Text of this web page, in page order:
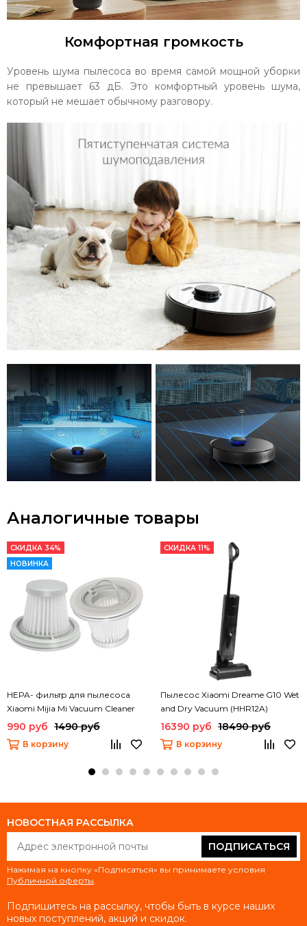
Комфортная громкость
Уровень шума пылесоса во время самой мощной уборки
не превышает 63 дБ. Это комфортный уровень шума,
который не мешает обычному разговору.
Аналогичные товары
СКИДКА 34%
НОВИНКА
HEPA- фильтр для пылесоса
Xiaomi Mijia Mi Vacuum Cleaner
mini (SSXCQ01XY) (2 шт)
990 руб 1490 руб
В корзину
СКИДКА 11%
Пылесос Xiaomi Dreame G10 Wet
and Dry Vacuum (HHR12A)
16390 руб 18490 руб
В корзину
НОВОСТНАЯ РАССЫЛКА
ПОДПИСАТЬСЯ
Нажимая на кнопку «Подписаться» вы принимаете условия
Публичной оферты.
Подпишитесь на рассылку, чтобы быть в курсе наших
новых поступлений, акций и скидок.